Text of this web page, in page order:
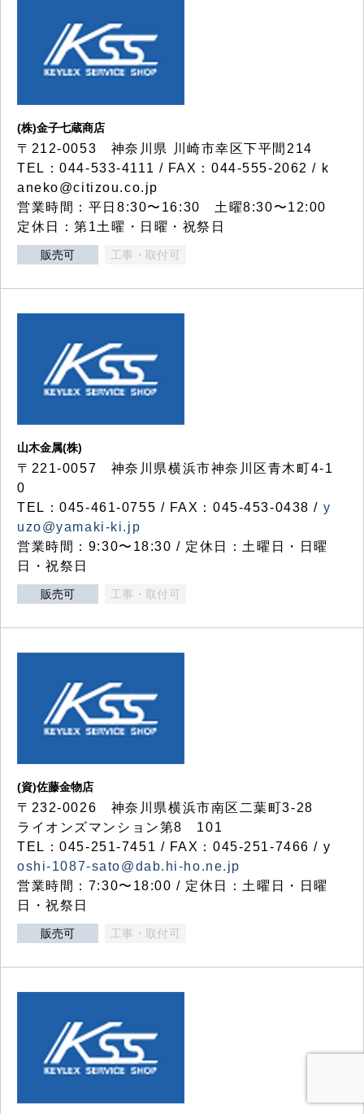
(株)金子七蔵商店
〒212-0053 神奈川県 川崎市幸区下平間214
TEL：044-533-4111 / FAX：044-555-2062 / k
aneko@citizou.co.jp
営業時間：平日8:30〜16:30 土曜8:30〜12:00
定休日：第1土曜・日曜・祝祭日
販売可 工事・取付可
山木金属(株)
〒221-0057 神奈川県横浜市神奈川区青木町4-1
0
TEL：045-461-0755 / FAX：045-453-0438 / y
uzo@yamaki-ki.jp
営業時間：9:30〜18:30 / 定休日：土曜日・日曜
日・祝祭日
販売可 工事・取付可
(資)佐藤金物店
〒232-0026 神奈川県横浜市南区二葉町3-28
ライオンズマンション第8 101
TEL：045-251-7451 / FAX：045-251-7466 / y
oshi-1087-sato@dab.hi-ho.ne.jp
営業時間：7:30〜18:00 / 定休日：土曜日・日曜
日・祝祭日
販売可 工事・取付可